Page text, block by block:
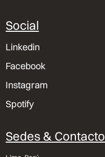
Social
Linkedin
Facebook
Instagram
Spotify
Sedes & Contacto